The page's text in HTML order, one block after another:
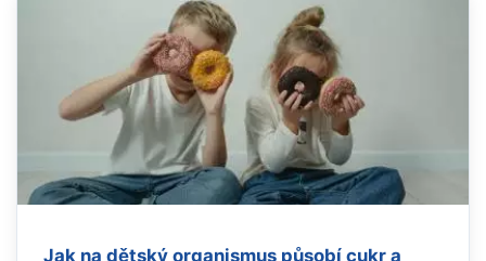
vyšetření zanechá, a ten může být ovlivněn mnoha
Jak na dětský organismus působí cukr a